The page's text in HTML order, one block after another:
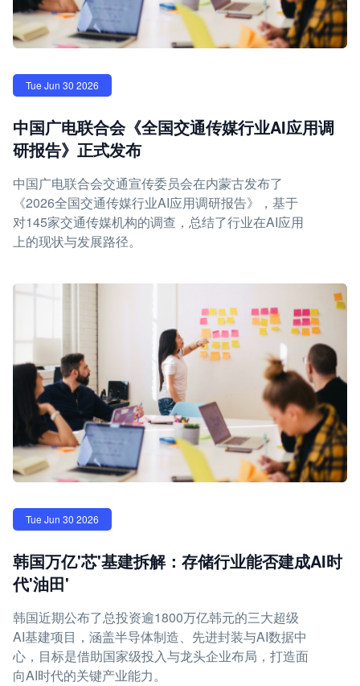
Tue Jun 30 2026
中国广电联合会《全国交通传媒行业AI应用调
研报告》正式发布
中国广电联合会交通宣传委员会在内蒙古发布了
《2026全国交通传媒行业AI应用调研报告》，基于
对145家交通传媒机构的调查，总结了行业在AI应用
上的现状与发展路径。
Tue Jun 30 2026
韩国万亿'芯'基建拆解：存储行业能否建成AI时
代'油田'
韩国近期公布了总投资逾1800万亿韩元的三大超级
AI基建项目，涵盖半导体制造、先进封装与AI数据中
心，目标是借助国家级投入与龙头企业布局，打造面
向AI时代的关键产业能力。